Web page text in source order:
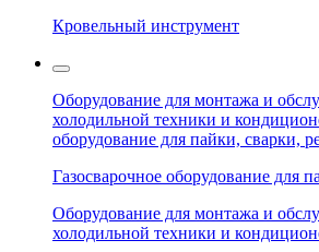
Кровельный инструмент
Оборудование для монтажа и
холодильной техники и
оборудование для пайки, сварки,
Газосварочное оборудование для
Оборудование для монтажа и
холодильной техники и